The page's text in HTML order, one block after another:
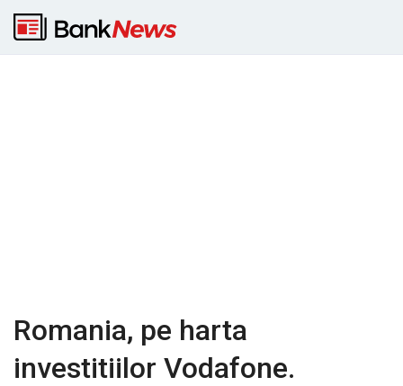
Romania, pe harta
investitiilor Vodafone.